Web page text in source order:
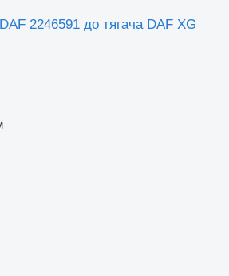
2246591 до тягача DAF XG